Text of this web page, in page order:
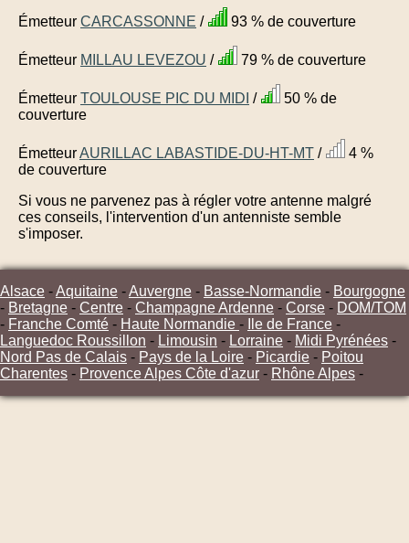
Émetteur CARCASSONNE / 93 % de couverture
Émetteur MILLAU LEVEZOU / 79 % de couverture
Émetteur TOULOUSE PIC DU MIDI /
50 % de
couverture
ÉmetteurAURILLAC LABASTIDE-DU-HT-MT /
4 %
de couverture
Si vous ne parvenez pas à régler votre antenne malgré
ces conseils, l'intervention d'un antenniste semble
s'imposer.
Alsace -Aquitaine -Auvergne - Basse-Normandie - Bourgogne
- Bretagne - Centre - Champagne Ardenne - Corse - DOM/TOM
- Franche Comté - Haute Normandie - Ile de France -
Languedoc Roussillon - Limousin - Lorraine - Midi Pyrénées -
Nord Pas de Calais - Pays de la Loire - Picardie - Poitou
Charentes - Provence Alpes Côte d'azur - Rhône Alpes -